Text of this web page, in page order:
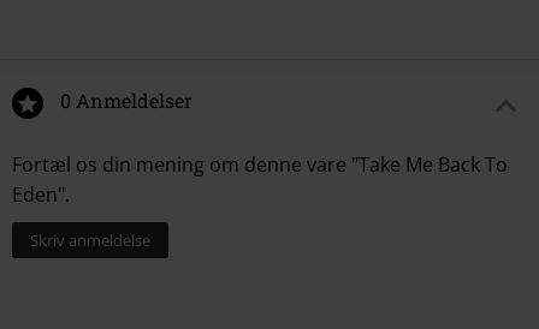
0 Anmeldelser
Fortæl os din mening om denne vare "Take Me Back To
Eden".
Skriv anmeldelse